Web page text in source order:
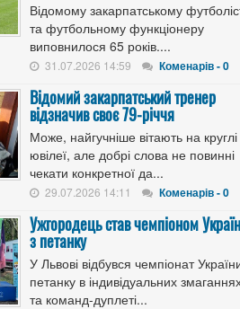
Відомому закарпатському
та футбольному функціонеру
виповнилося 65 років....
31.07.2026 14:59 Коменарів - 0
Відомий закарпатський тренер
відзначив своє 79-річчя
Може, найгучніше вітають на круглі
ювілеї, але добрі слова не повинні
чекати конкретної да...
29.07.2026 14:11 Коменарів - 0
Ужгородець став чемпіоном
з петанку
У Львові відбувся чемпіонат
петанку в індивідуальних
та команд-дуплеті...